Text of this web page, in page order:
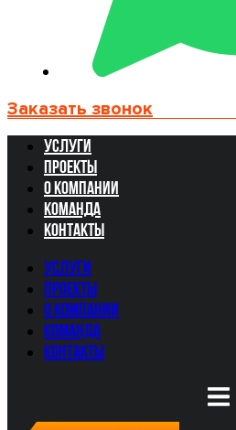
Заказать звонок
Услуги
Проекты
О компании
Команда
Контакты
Услуги
Проекты
О компании
Команда
Контакты